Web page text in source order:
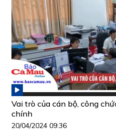
Vai trò của cán bộ, công
chính
20/04/2024 09:36